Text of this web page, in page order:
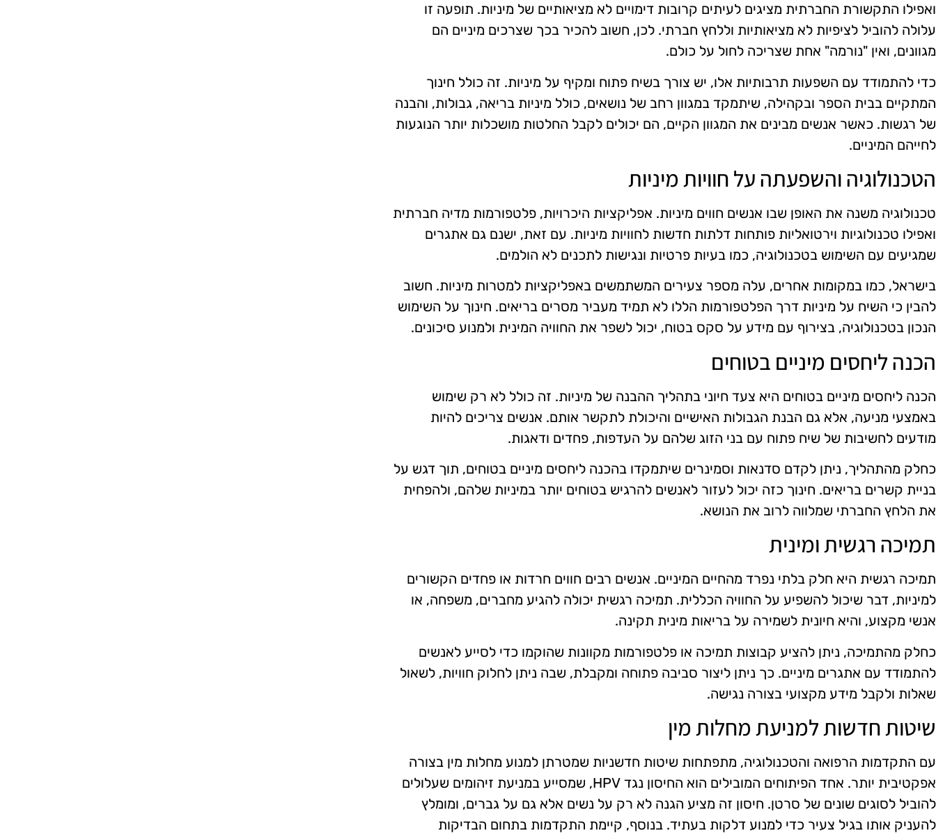
ואפילו התקשורת החברתית מציגים לעיתים קרובות דימויים לא מציאותיים של מיניות. תופעה זו
עלולה להוביל לציפיות לא מציאותיות וללחץ חברתי. לכן, חשוב להכיר בכך שצרכים מיניים הם
מגוונים, ואין "נורמה" אחת שצריכה לחול על כולם.
כדי להתמודד עם השפעות תרבותיות אלו, יש צורך בשיח פתוח ומקיף על מיניות. זה כולל חינוך
המתקיים בבית הספר ובקהילה, שיתמקד במגוון רחב של נושאים, כולל מיניות בריאה, גבולות, והבנה
של רגשות. כאשר אנשים מבינים את המגוון הקיים, הם יכולים לקבל החלטות מושכלות יותר הנוגעות
לחייהם המיניים.
הטכנולוגיה והשפעתה על חוויות מיניות
טכנולוגיה משנה את האופן שבו אנשים חווים מיניות. אפליקציות היכרויות, פלטפורמות מדיה חברתית
ואפילו טכנולוגיות וירטואליות פותחות דלתות חדשות לחוויות מיניות. עם זאת, ישנם גם אתגרים
שמגיעים עם השימוש בטכנולוגיה, כמו בעיות פרטיות ונגישות לתכנים לא הולמים.
בישראל, כמו במקומות אחרים, עלה מספר צעירים המשתמשים באפליקציות למטרות מיניות. חשוב
להבין כי השיח על מיניות דרך הפלטפורמות הללו לא תמיד מעביר מסרים בריאים. חינוך על השימוש
הנכון בטכנולוגיה, בצירוף עם מידע על סקס בטוח, יכול לשפר את החוויה המינית ולמנוע סיכונים.
הכנה ליחסים מיניים בטוחים
הכנה ליחסים מיניים בטוחים היא צעד חיוני בתהליך ההבנה של מיניות. זה כולל לא רק שימוש
באמצעי מניעה, אלא גם הבנת הגבולות האישיים והיכולת לתקשר אותם. אנשים צריכים להיות
מודעים לחשיבות של שיח פתוח עם בני הזוג שלהם על העדפות, פחדים ודאגות.
כחלק מהתהליך, ניתן לקדם סדנאות וסמינרים שיתמקדו בהכנה ליחסים מיניים בטוחים, תוך דגש על
בניית קשרים בריאים. חינוך כזה יכול לעזור לאנשים להרגיש בטוחים יותר במיניות שלהם, ולהפחית
את הלחץ החברתי שמלווה לרוב את הנושא.
תמיכה רגשית ומינית
תמיכה רגשית היא חלק בלתי נפרד מהחיים המיניים. אנשים רבים חווים חרדות או פחדים הקשורים
למיניות, דבר שיכול להשפיע על החוויה הכללית. תמיכה רגשית יכולה להגיע מחברים, משפחה, או
אנשי מקצוע, והיא חיונית לשמירה על בריאות מינית תקינה.
כחלק מהתמיכה, ניתן להציע קבוצות תמיכה או פלטפורמות מקוונות שהוקמו כדי לסייע לאנשים
להתמודד עם אתגרים מיניים. כך ניתן ליצור סביבה פתוחה ומקבלת, שבה ניתן לחלוק חוויות, לשאול
שאלות ולקבל מידע מקצועי בצורה נגישה.
שיטות חדשות למניעת מחלות מין
עם התקדמות הרפואה והטכנולוגיה, מתפתחות שיטות חדשניות שמטרתן למנוע מחלות מין בצורה
אפקטיבית יותר. אחד הפיתוחים המובילים הוא החיסון נגד HPV, שמסייע במניעת זיהומים שעלולים
להוביל לסוגים שונים של סרטן. חיסון זה מציע הגנה לא רק על נשים אלא גם על גברים, ומומלץ
להעניק אותו בגיל צעיר כדי למנוע דלקות בעתיד. בנוסף, קיימת התקדמות בתחום הבדיקות